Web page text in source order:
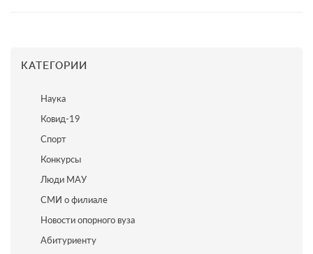
КАТЕГОРИИ
Наука
Ковид-19
Спорт
Конкурсы
Люди МАУ
СМИ о филиале
Новости опорного вуза
Абитуриенту